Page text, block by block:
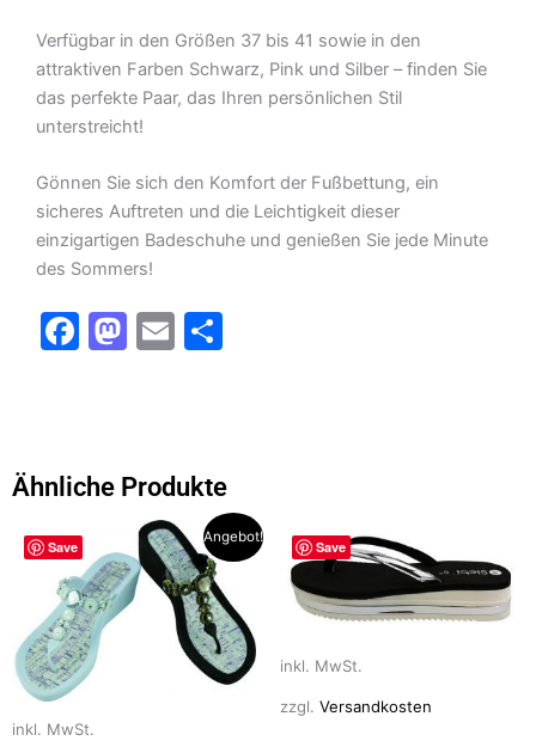
Verfügbar in den Größen 37 bis 41 sowie in den
attraktiven Farben Schwarz, Pink und Silber – finden Sie
das perfekte Paar, das Ihren persönlichen Stil
unterstreicht!
Gönnen Sie sich den Komfort der Fußbettung, ein
sicheres Auftreten und die Leichtigkeit dieser
einzigartigen Badeschuhe und genießen Sie jede Minute
des Sommers!
F
b
o
k
M
d
o
n
E
Ähnliche Produkte
Save
Angebot!
inkl. MwSt.
Dieses
Produkt
mehrere
Varianten
auf.
Die
Optionen
Save
inkl. MwSt.
zzgl. Versandkosten
Dieses
Produkt
weist
mehrere
auf.
Die